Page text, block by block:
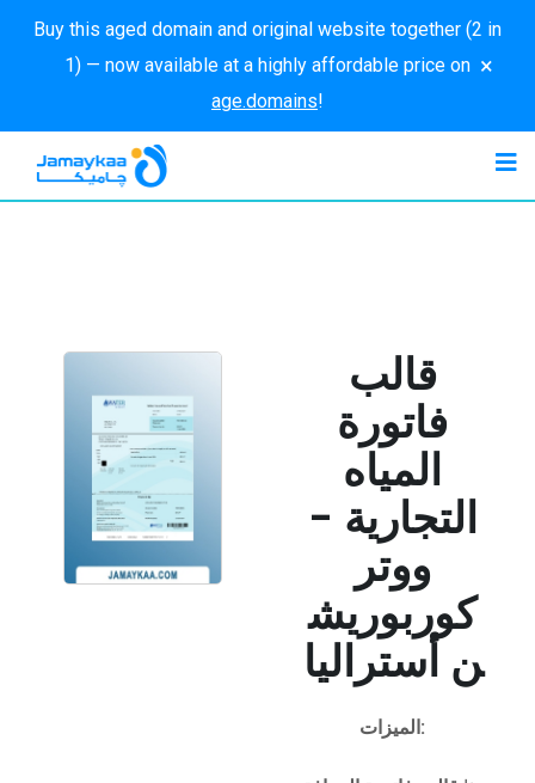
Buy this aged domain and original website together (2 in
1) — now available at a highly affordable price on
age.domains!
×
قالب
فاتورة
المياه
التجارية -
ووتر
كوربوريش
ن أستراليا
الميزات: